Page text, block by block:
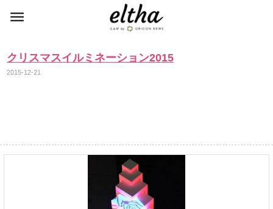
クリスマスイルミネーション2015
2015-12-21